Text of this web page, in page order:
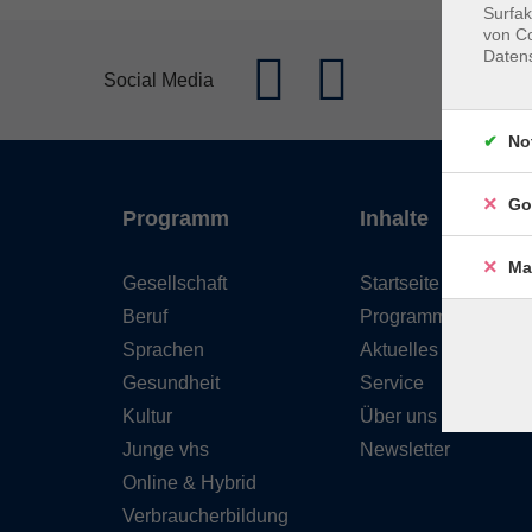
Social Media
Programm
Gesellschaft
Beruf
Sprachen
Gesundheit
Kultur
Junge vhs
Online & Hybrid
Verbraucherbildung
Inhalte
Startseite
Programm
Aktuelles
Service
Über uns
Newsletter
von